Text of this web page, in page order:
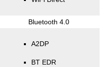
Bluetooth 4.0
A2DP
BT EDR